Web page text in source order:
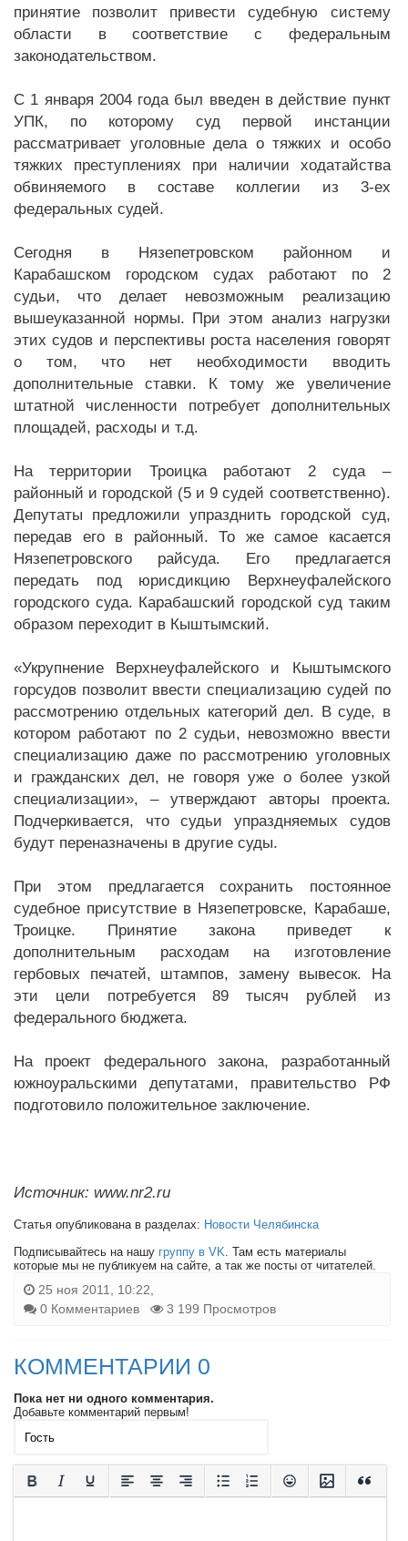
принятие позволит привести судебную систему
области в соответствие с федеральным
законодательством.
С 1 января 2004 года был введен в действие пункт
УПК, по которому суд первой инстанции
рассматривает уголовные дела о тяжких и особо
тяжких преступлениях при наличии ходатайства
обвиняемого в составе коллегии из 3-ех
федеральных судей.
Сегодня в Нязепетровском районном и
Карабашском городском судах работают по 2
судьи, что делает невозможным реализацию
вышеуказанной нормы. При этом анализ нагрузки
этих судов и перспективы роста населения говорят
о том, что нет необходимости вводить
дополнительные ставки. К тому же увеличение
штатной численности потребует дополнительных
площадей, расходы и т.д.
На территории Троицка работают 2 суда –
районный и городской (5 и 9 судей соответственно).
Депутаты предложили упразднить городской суд,
передав его в районный. То же самое касается
Нязепетровского райсуда. Его предлагается
передать под юрисдикцию Верхнеуфалейского
городского суда. Карабашский городской суд таким
образом переходит в Кыштымский.
«Укрупнение Верхнеуфалейского и Кыштымского
горсудов позволит ввести специализацию судей по
рассмотрению отдельных категорий дел. В суде, в
котором работают по 2 судьи, невозможно ввести
специализацию даже по рассмотрению уголовных
и гражданских дел, не говоря уже о более узкой
специализации», – утверждают авторы проекта.
Подчеркивается, что судьи упраздняемых судов
будут переназначены в другие суды.
При этом предлагается сохранить постоянное
судебное присутствие в Нязепетровске, Карабаше,
Троицке. Принятие закона приведет к
дополнительным расходам на изготовление
гербовых печатей, штампов, замену вывесок. На
эти цели потребуется 89 тысяч рублей из
федерального бюджета.
На проект федерального закона, разработанный
южноуральскими депутатами, правительство РФ
подготовило положительное заключение.
Источник: www.nr2.ru
Статья опубликована в разделах: Новости Челябинска
Подписывайтесь на нашу группу в VK. Там есть материалы
которые мы не публикуем на сайте, а так же посты от читателей.
25 ноя 2011, 10:22,
0 Комментариев
3 199 Просмотров
КОММЕНТАРИИ 0
Пока нет ни одного комментария.
Добавьте комментарий первым!